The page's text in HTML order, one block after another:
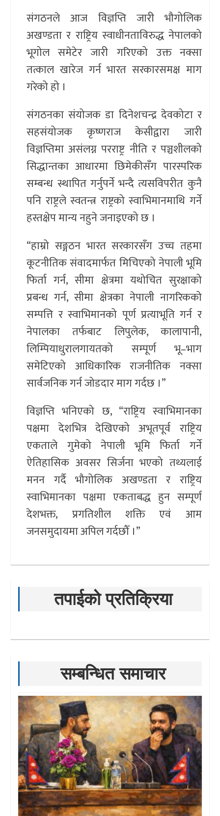
संगठनले आज विज्ञप्ति जारी भौगोलिक
अखण्डता र राष्ट्रिय स्वाधीनताविरुद्ध नेपालको
भूगोल समेटेर जारी गरिएको उक्त नक्सा
तत्काल खारेज गर्न भारत सरकारसमक्ष माग
गरेको हो ।
संगठनका संयोजक डा दिनेशचन्द्र देवकोटा र
सहसंयोजक कृष्णराज केसीद्वारा जारी
विज्ञप्तिमा असंलग्न परराष्ट्र नीति र पञ्चशीलको
सिद्धान्तका आधारमा छिमेकीसँग पारस्परिक
सम्बन्ध स्थापित गर्नुपर्ने भन्दै त्यसविपरीत कुनै
पनि राष्ट्रले स्वतन्त्र राष्ट्रको स्वाभिमानमाथि गर्ने
हस्तक्षेप मान्य नहुने जनाइएको छ ।
“हाम्रो सङ्गठन भारत सरकारसँग उच्च तहमा
कूटनीतिक संवादमार्फत मिचिएको नेपाली भूमि
फिर्ता गर्न, सीमा क्षेत्रमा यथोचित सुरक्षाको
प्रबन्ध गर्न, सीमा क्षेत्रका नेपाली नागरिकको
सम्पत्ति र स्वाभिमानको पूर्ण प्रत्याभूति गर्न र
नेपालका तर्फबाट लिपुलेक, कालापानी,
लिम्पियाधुरालगायतको सम्पूर्ण भू–भाग
समेटिएको आधिकारिक राजनीतिक नक्सा
सार्वजनिक गर्न जोडदार माग गर्दछ ।”
विज्ञप्ति भनिएको छ, “राष्ट्रिय स्वाभिमानका
पक्षमा देशभित्र देखिएको अभूतपूर्व राष्ट्रिय
एकताले गुमेको नेपाली भूमि फिर्ता गर्ने
ऐतिहासिक अवसर सिर्जना भएको तथ्यलाई
मनन गर्दै भौगोलिक अखण्डता र राष्ट्रिय
स्वाभिमानका पक्षमा एकताबद्ध हुन सम्पूर्ण
देशभक्त, प्रगतिशील शक्ति एवं आम
जनसमुदायमा अपिल गर्दछौँ ।”
तपाईको प्रतिक्रिया
सम्बन्धित समाचार